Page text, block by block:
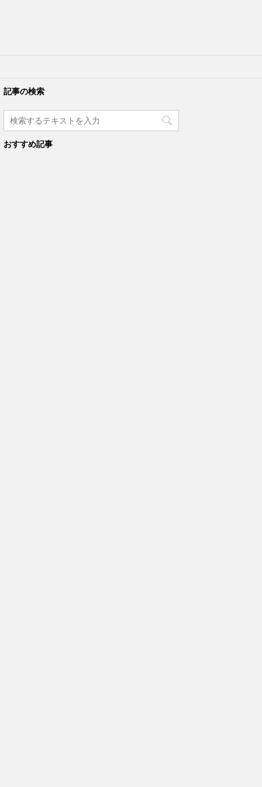
記事の検索
おすすめ記事